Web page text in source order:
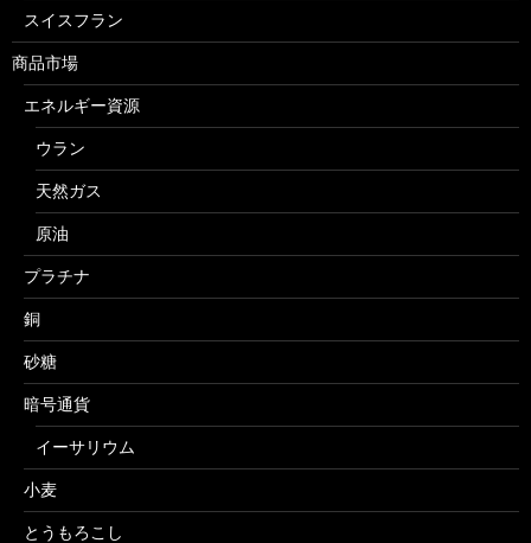
スイスフラン
商品市場
エネルギー資源
ウラン
天然ガス
原油
プラチナ
銅
砂糖
暗号通貨
イーサリウム
小麦
とうもろこし